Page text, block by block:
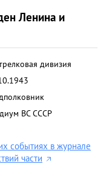
Ленина и
дивизия
ВС СССР
событиях в журнале
части